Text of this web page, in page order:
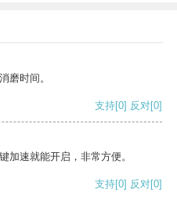
磨时间。
支持[0] 反对[0]
加速就能开启，非常方便。
支持[0] 反对[0]